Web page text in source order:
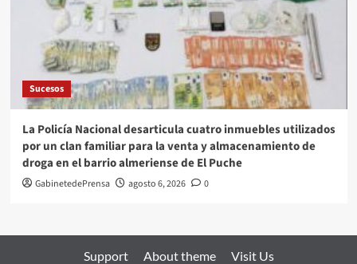
Sucesos
La Policía Nacional desarticula cuatro inmuebles utilizados
por un clan familiar para la venta y almacenamiento de
droga en el barrio almeriense de El Puche
GabinetedePrensa agosto 6, 2026 0
Support About theme Visit Us